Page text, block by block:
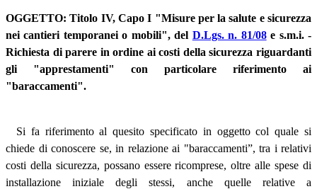
OGGETTO: Titolo IV, Capo I "Misure per la salute e sicurezza
nei cantieri temporanei o mobili", del D.Lgs. n. 81/08e s.m.i. -
Richiesta di parere in ordine ai costi della sicurezza riguardanti
gli "apprestamenti" con particolare riferimento ai
"baraccamenti".
Si fa riferimento al quesito specificato in oggetto col quale si
chiede di conoscere se, in relazione ai "baraccamenti”, tra i relativi
costi della sicurezza, possano essere ricomprese, oltre alle spese di
installazione iniziale degli stessi, anche quelle relative a